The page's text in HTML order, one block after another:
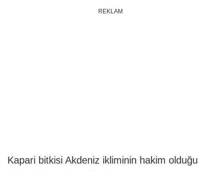
REKLAM
Kapari bitkisi Akdeniz ikliminin hakim olduğu